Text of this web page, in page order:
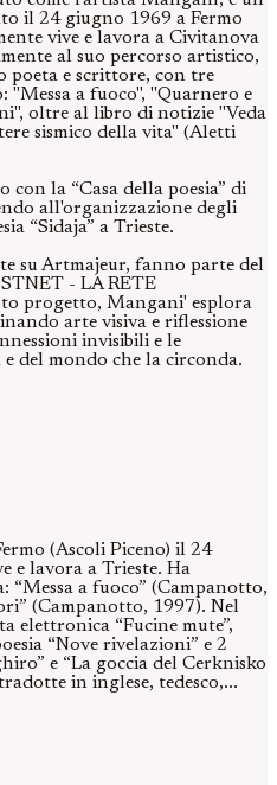
il 24 giugno 1969 a Fermo
vive e lavora a Civitanova
al suo percorso artistico,
poeta e scrittore, con tre
"Messa a fuoco", "Quarnero e
oltre al libro di notizie "Veda
sismico della vita" (Aletti
la “Casa della poesia” di
all'organizzazione degli
“Sidaja” a Trieste.
su Artmajeur, fanno parte del
- LA RETE
progetto, Mangani' esplora
arte visiva e riflessione
invisibili e le
del mondo che la circonda.
(Ascoli Piceno) il 24
e lavora a Trieste. Ha
“Messa a fuoco” (Campanotto,
(Campanotto, 1997). Nel
elettronica “Fucine mute”,
“Nove rivelazioni” e 2
e “La goccia del Cerknisko
in inglese, tedesco,...